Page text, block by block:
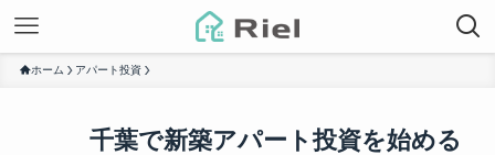
ホーム アパート投資
千葉で新築アパート投資を始める